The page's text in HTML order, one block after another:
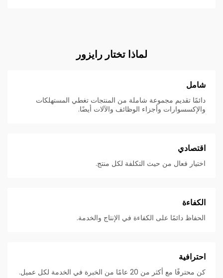
لماذا تختار رايزور
شامل
دائمًا تقديم مجموعة شاملة من المنتجات تغطي المستهلكات
والإكسسوارات وأجزاء الوظائف والآلات أيضًا.
اقتصادي
اختيار فعال من حيث التكلفة لكل منتج.
الكفاءة
الحفاظ دائمًا على الكفاءة في الإنتاج والخدمة.
احترافية
كن محترفًا مع أكثر من 20 عامًا من الخبرة في الخدمة لكل عميل.